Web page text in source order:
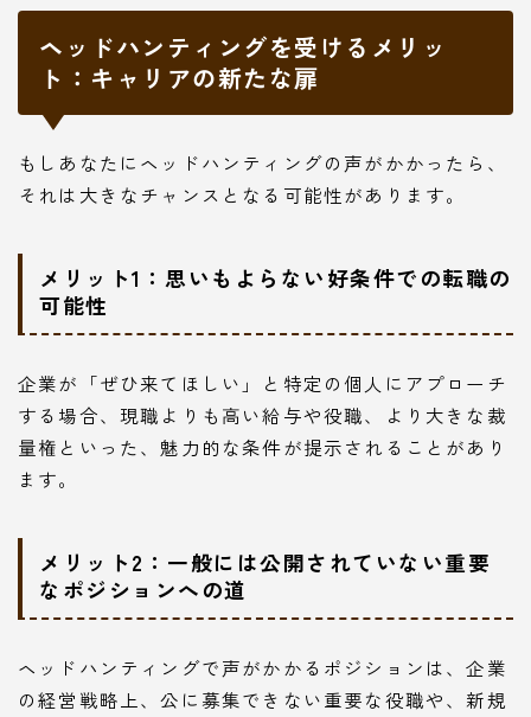
ヘッドハンティングを受けるメリッ
ト：キャリアの新たな扉
もしあなたにヘッドハンティングの声がかかったら、
それは大きなチャンスとなる可能性があります。
メリット1：思いもよらない好条件での転職の
可能性
企業が「ぜひ来てほしい」と特定の個人にアプローチ
する場合、現職よりも高い給与や役職、より大きな裁
量権といった、魅力的な条件が提示されることがあり
ます。
メリット2：一般には公開されていない重要
なポジションへの道
ヘッドハンティングで声がかかるポジションは、企業
の経営戦略上、公に募集できない重要な役職や、新規